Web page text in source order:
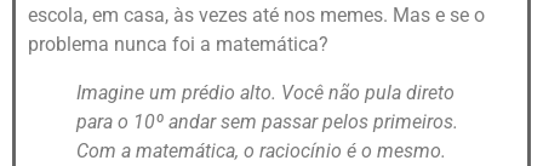
escola, em casa, às vezes até nos memes. Mas e se o
problema nunca foi a matemática?
Imagine um prédio alto. Você não pula direto
para o 10º andar sem passar pelos primeiros.
Com a matemática, o raciocínio é o mesmo.